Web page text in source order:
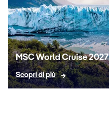
MSC World Cruise 2027
Scopri di più